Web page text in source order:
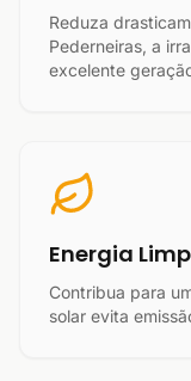
Reduza
Pederneiras, a
excelente
Energia
Contribua para
solar evita